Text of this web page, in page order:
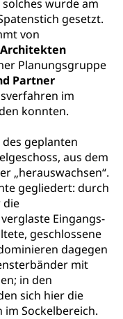
wurde am
gesetzt.
von
Architekten
Planungsgruppe
Partner
im
konnten.
geplanten
aus dem
„herauswachsen“.
gegliedert: durch
die
Eingangs-
geschlossene
dagegen
mit
in den
sich hier die
im Sockelbereich.